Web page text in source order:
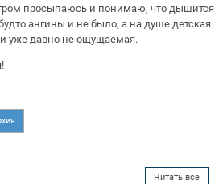
просыпаюсь и понимаю, что дышится
будто ангины и не было, а на душе детская
и уже давно не ощущаемая.
Читать все